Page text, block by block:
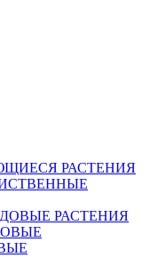
РАСТЕНИЯ
РАСТЕНИЯ